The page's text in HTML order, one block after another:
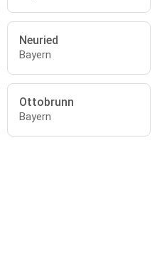
Neuried
Bayern
Ottobrunn
Bayern